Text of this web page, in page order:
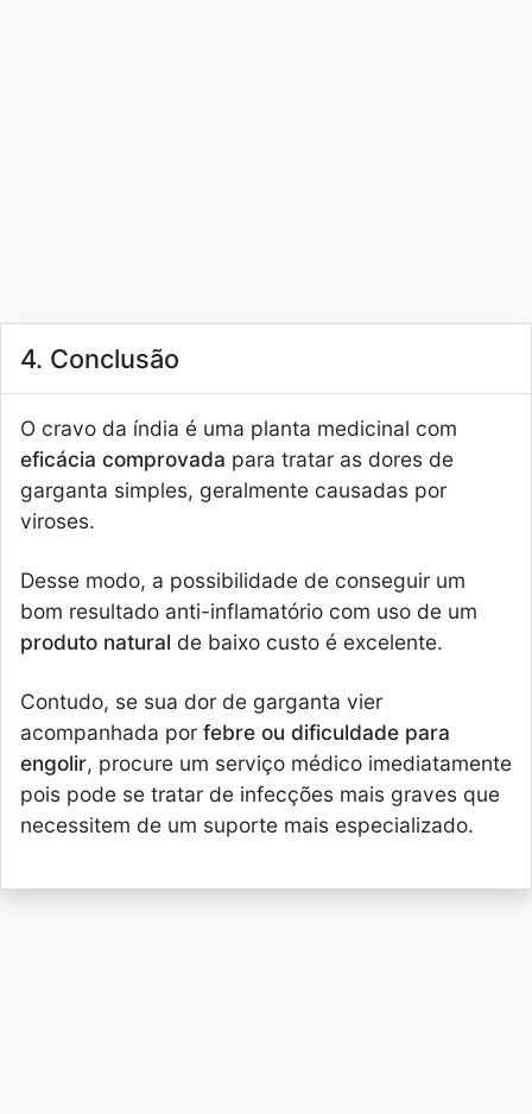
4. Conclusão
O cravo da índia é uma planta medicinal com
eficácia comprovada para tratar as dores de
garganta simples, geralmente causadas por
viroses.
Desse modo, a possibilidade de conseguir um
bom resultado anti-inflamatório com uso de um
produto natural de baixo custo é excelente.
Contudo, se sua dor de garganta vier
acompanhada por febre ou dificuldade para
engolir, procure um serviço médico imediatamente
pois pode se tratar de infecções mais graves que
necessitem de um suporte mais especializado.